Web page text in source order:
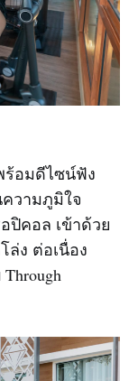
ร้อมดีไซน์ฟัง
วามภูมิใจ
ปิคอล เข้าด้วย
ล่ง ต่อเนื่อง